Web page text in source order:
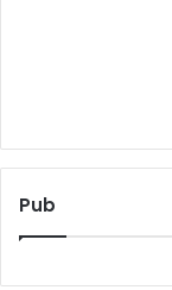
Pub